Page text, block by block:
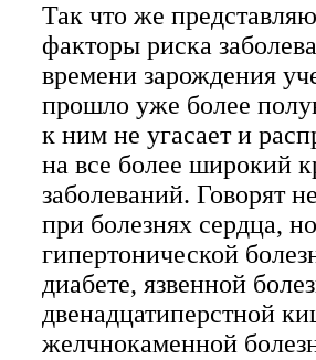
Так что же
факторы риска
времени зарождения
прошло уже более
к ним не угасает и
на все более широкий
заболеваний. Говорят
при болезнях сердца,
гипертонической
диабете, язвенной
двенадцатиперстной
желчнокаменной